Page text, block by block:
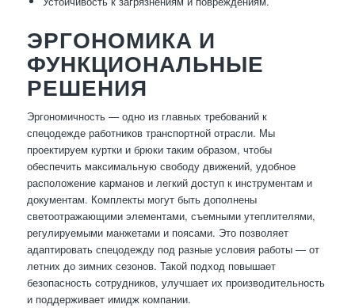
ЭРГОНОМИКА И
ФУНКЦИОНАЛЬНЫЕ
РЕШЕНИЯ
Эргономичность — одно из главных требований к
спецодежде работников транспортной отрасли. Мы
проектируем куртки и брюки таким образом, чтобы
обеспечить максимальную свободу движений, удобное
расположение карманов и легкий доступ к инструментам и
документам. Комплекты могут быть дополнены
светоотражающими элементами, съемными утеплителями,
регулируемыми манжетами и поясами. Это позволяет
адаптировать спецодежду под разные условия работы — от
летних до зимних сезонов. Такой подход повышает
безопасность сотрудников, улучшает их производительность
и поддерживает имидж компании.